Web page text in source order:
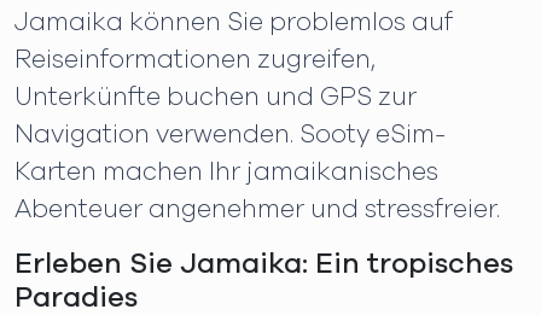
Jamaika können Sie problemlos auf
Reiseinformationen zugreifen,
Unterkünfte buchen und GPS zur
Navigation verwenden. Sooty eSim-
Karten machen Ihr jamaikanisches
Abenteuer angenehmer und stressfreier.
Erleben Sie Jamaika: Ein tropisches
Paradies